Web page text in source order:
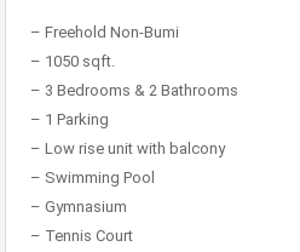
– Freehold Non-Bumi
– 1050 sqft.
– 3 Bedrooms & 2 Bathrooms
– 1 Parking
– Low rise unit with balcony
– Swimming Pool
– Gymnasium
– Tennis Court